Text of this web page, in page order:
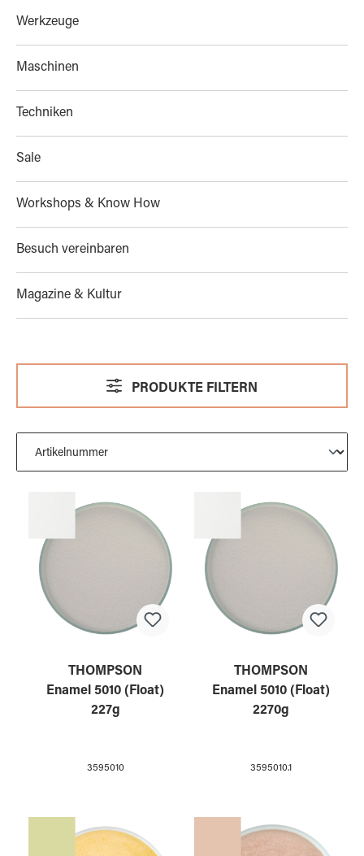
Werkzeuge
Maschinen
Techniken
Sale
Workshops & Know How
Besuch vereinbaren
Magazine & Kultur
PRODUKTE FILTERN
THOMPSON
Enamel 5010 (Float)
227g
3595010
THOMPSON
Enamel 5010 (Float)
2270g
3595010.1